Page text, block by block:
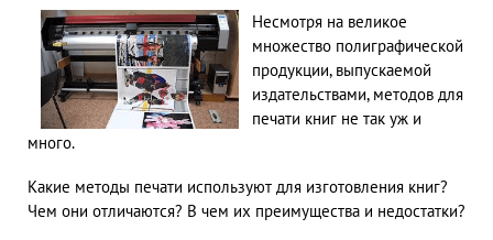
Несмотря на великое
множество полиграфической
продукции, выпускаемой
издательствами, методов для
печати книг не так уж и
много.
Какие методы печати используют для изготовления книг?
Чем они отличаются? В чем их преимущества и недостатки?